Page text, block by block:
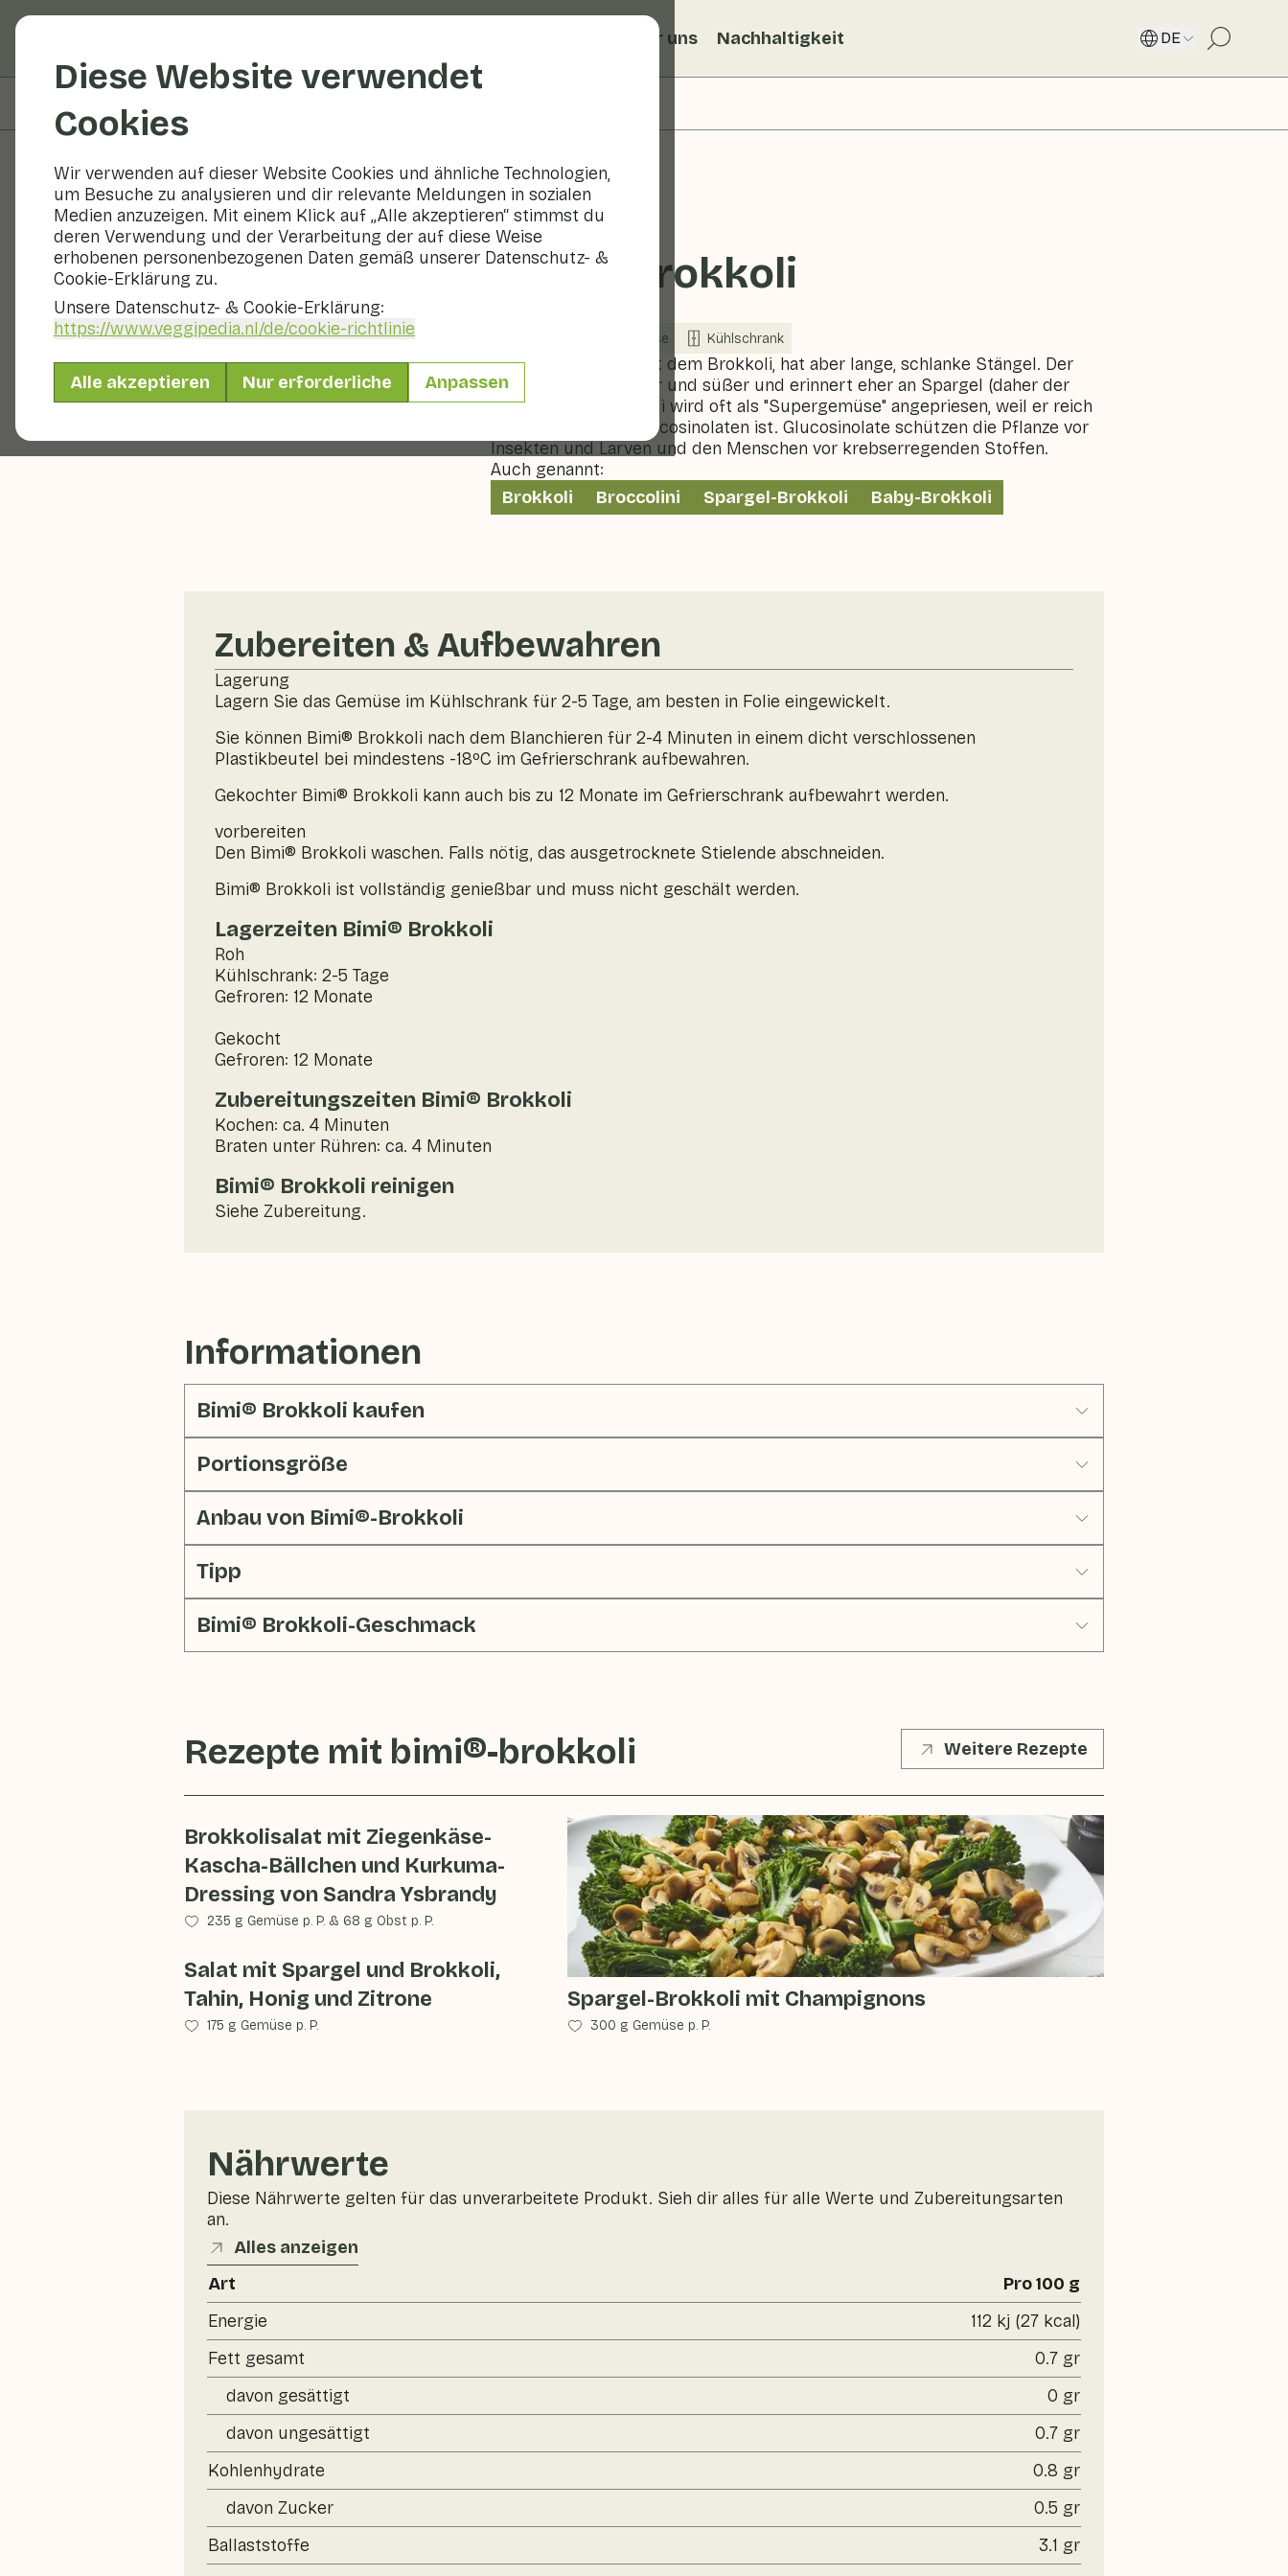
Diese Website verwendet
Cookies
Wir verwenden auf dieser Website Cookies und ähnliche Technologien,
um Besuche zu analysieren und dir relevante Meldungen in sozialen
Medien anzuzeigen. Mit einem Klick auf „Alle akzeptieren“ stimmst du
deren Verwendung und der Verarbeitung der auf diese Weise
erhobenen personenbezogenen Daten gemäß unserer Datenschutz- &
Cookie-Erklärung zu.
Unsere Datenschutz- & Cookie-Erklärung:
https://www.veggipedia.nl/de/cookie-richtlinie
Alle akzeptieren Nur erforderliche Anpassen
Über uns Nachhaltigkeit DE
Obst und Gemüse
Bimi®-Brokkoli
Gemüse Kühlschrank
Bimi®-Brokkoli ähnelt dem Brokkoli, hat aber lange, schlanke Stängel. Der
Geschmack ist milder und süßer und erinnert eher an Spargel (daher der
Name). Bimi® Brokkoli wird oft als "Supergemüse" angepriesen, weil er reich
an Vitaminen und Glucosinolaten ist. Glucosinolate schützen die Pflanze vor
Insekten und Larven und den Menschen vor krebserregenden Stoffen.
Auch genannt:
Brokkoli
Broccolini Spargel-Brokkoli Baby-Brokkoli
Zubereiten & Aufbewahren
Lagerung
Lagern Sie das Gemüse im Kühlschrank für 2-5 Tage, am besten in Folie eingewickelt.
Sie können Bimi® Brokkoli nach dem Blanchieren für 2-4 Minuten in einem dicht verschlossenen
Plastikbeutel bei mindestens -18ºC im Gefrierschrank aufbewahren.
Gekochter Bimi® Brokkoli kann auch bis zu 12 Monate im Gefrierschrank aufbewahrt werden.
vorbereiten
Den Bimi® Brokkoli waschen. Falls nötig, das ausgetrocknete Stielende abschneiden.
Bimi® Brokkoli ist vollständig genießbar und muss nicht geschält werden.
Lagerzeiten Bimi® Brokkoli
Roh
Kühlschrank: 2-5 Tage
Gefroren: 12 Monate
Gekocht
Gefroren: 12 Monate
Zubereitungszeiten Bimi® Brokkoli
Kochen: ca. 4 Minuten
Braten unter Rühren: ca. 4 Minuten
Bimi® Brokkoli reinigen
Siehe Zubereitung.
Informationen
Bimi® Brokkoli kaufen
Portionsgröße
Anbau von Bimi®-Brokkoli
Tipp
Bimi® Brokkoli-Geschmack
Rezepte mit bimi®-brokkoli Weitere Rezepte
Brokkolisalat mit Ziegenkäse-
Kascha-Bällchen und Kurkuma-
Dressing von Sandra Ysbrandy
235 g Gemüse p. P. & 68 g Obst p. P.
Salat mit Spargel und Brokkoli,
Tahin, Honig und Zitrone
175 g Gemüse p. P.
Spargel-Brokkoli mit Champignons
300 g Gemüse p. P.
Nährwerte
Diese Nährwerte gelten für das unverarbeitete Produkt. Sieh dir alles für alle Werte und Zubereitungsarten
an.
Alles anzeigen
Art
Pro 100 g
Energie
112 kj (27 kcal)
Fett gesamt
0.7 gr
davon gesättigt
0 gr
davon ungesättigt
0.7 gr
Kohlenhydrate
0.8 gr
davon Zucker
0.5 gr
Ballaststoffe
3.1 gr